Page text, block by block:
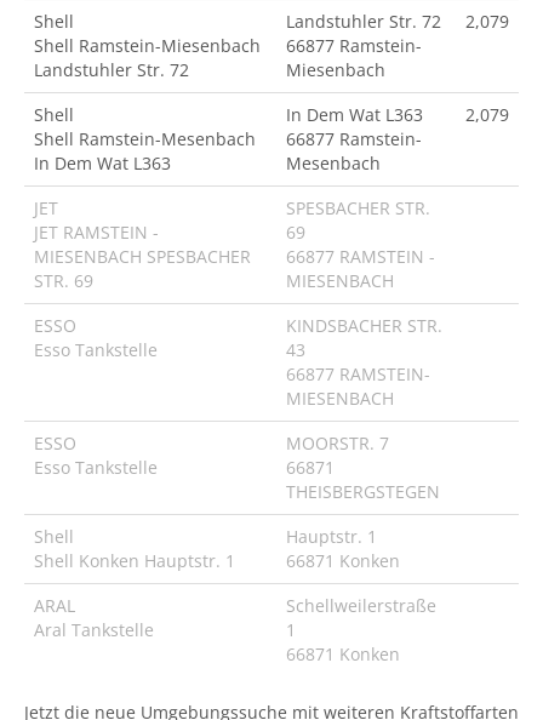
Shell
Shell Ramstein-Miesenbach
Landstuhler Str. 72
Landstuhler Str. 72
66877 Ramstein-
Miesenbach
2,079
Shell
Shell Ramstein-Mesenbach
In Dem Wat L363
In Dem Wat L363
66877 Ramstein-
Mesenbach
2,079
JET
JET RAMSTEIN -
MIESENBACH SPESBACHER
STR. 69
SPESBACHER STR.
69
66877 RAMSTEIN -
MIESENBACH
ESSO
Esso Tankstelle
KINDSBACHER STR.
43
66877 RAMSTEIN-
MIESENBACH
ESSO
Esso Tankstelle
MOORSTR. 7
66871
THEISBERGSTEGEN
Shell
Shell Konken Hauptstr. 1
Hauptstr. 1
66871 Konken
ARAL
Aral Tankstelle
Schellweilerstraße
1
66871 Konken
Jetzt die neue Umgebungssuche mit weiteren Kraftstoffarten